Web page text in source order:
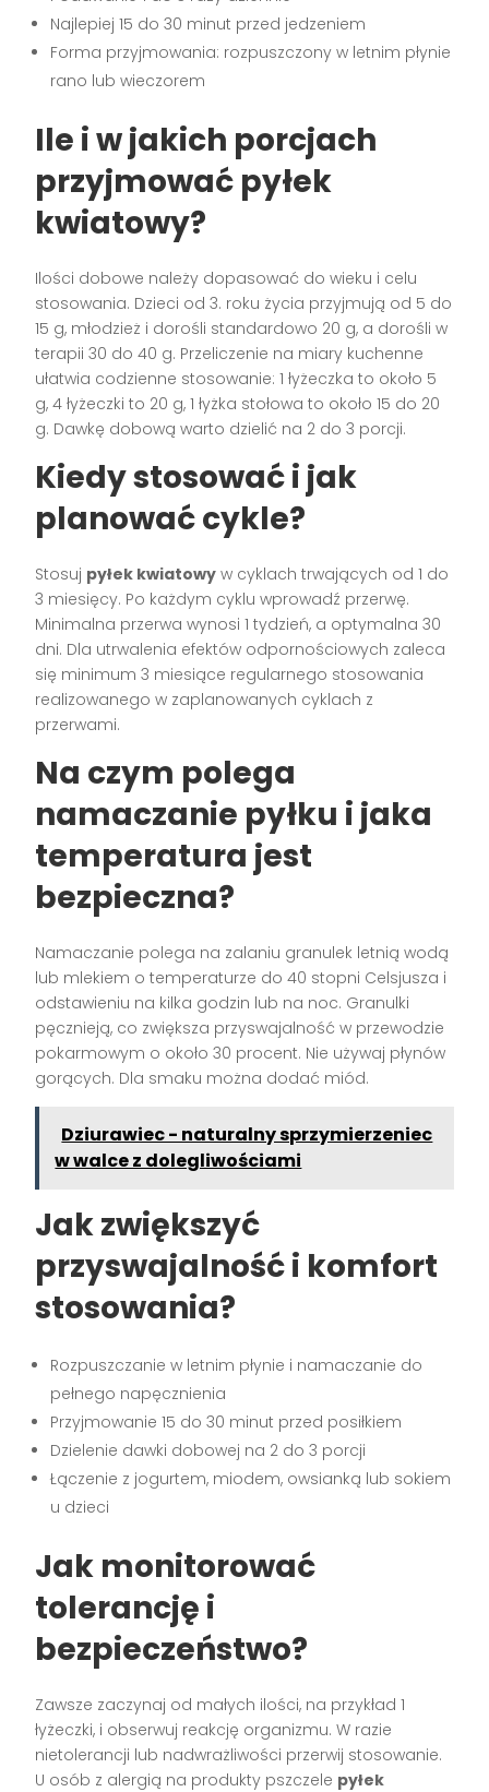
Najlepiej 15 do 30 minut przed jedzeniem
Forma przyjmowania: rozpuszczony w letnim płynie
rano lub wieczorem
Ile i w jakich porcjach
przyjmować pyłek
kwiatowy?
Ilości dobowe należy dopasować do wieku i celu
stosowania. Dzieci od 3. roku życia przyjmują od 5 do
15 g, młodzież i dorośli standardowo 20 g, a dorośli w
terapii 30 do 40 g. Przeliczenie na miary kuchenne
ułatwia codzienne stosowanie: 1 łyżeczka to około 5
g, 4 łyżeczki to 20 g, 1 łyżka stołowa to około 15 do 20
g. Dawkę dobową warto dzielić na 2 do 3 porcji.
Kiedy stosować i jak
planować cykle?
Stosuj pyłek kwiatowy w cyklach trwających od 1 do
3 miesięcy. Po każdym cyklu wprowadź przerwę.
Minimalna przerwa wynosi 1 tydzień, a optymalna 30
dni. Dla utrwalenia efektów odpornościowych zaleca
się minimum 3 miesiące regularnego stosowania
realizowanego w zaplanowanych cyklach z
przerwami.
Na czym polega
namaczanie pyłku i jaka
temperatura jest
bezpieczna?
Namaczanie polega na zalaniu granulek letnią wodą
lub mlekiem o temperaturze do 40 stopni Celsjusza i
odstawieniu na kilka godzin lub na noc. Granulki
pęcznieją, co zwiększa przyswajalność w przewodzie
pokarmowym o około 30 procent. Nie używaj płynów
gorących. Dla smaku można dodać miód.
Dziurawiec - naturalny sprzymierzeniec
w walce z dolegliwościami
Jak zwiększyć
przyswajalność i komfort
stosowania?
Rozpuszczanie w letnim płynie i namaczanie do
pełnego napęcznienia
Przyjmowanie 15 do 30 minut przed posiłkiem
Dzielenie dawki dobowej na 2 do 3 porcji
Łączenie z jogurtem, miodem, owsianką lub sokiem
u dzieci
Jak monitorować
tolerancję i
bezpieczeństwo?
Zawsze zaczynaj od małych ilości, na przykład 1
łyżeczki, i obserwuj reakcję organizmu. W razie
nietolerancji lub nadwrażliwości przerwij stosowanie.
U osób z alergią na produkty pszczele pyłek